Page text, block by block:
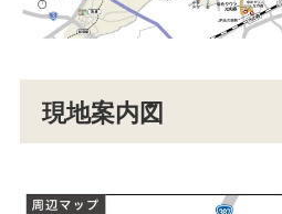
現地案内図